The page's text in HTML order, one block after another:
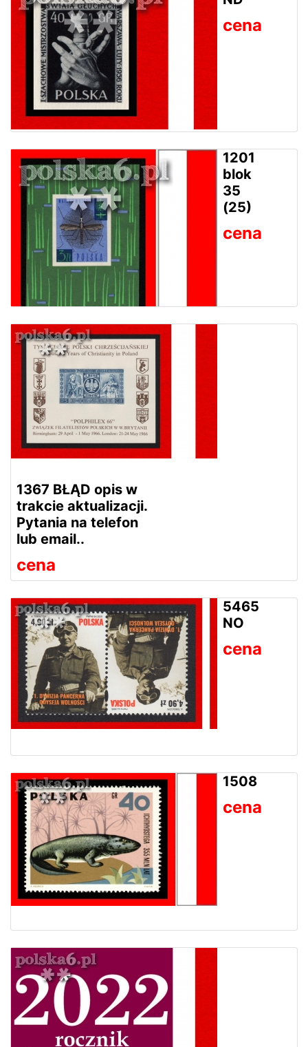
cena
1201
blok
35
(25)
cena
1367 BŁĄD opis w
trakcie aktualizacji.
Pytania na telefon
lub email..
cena
5465
NO
cena
1508
cena